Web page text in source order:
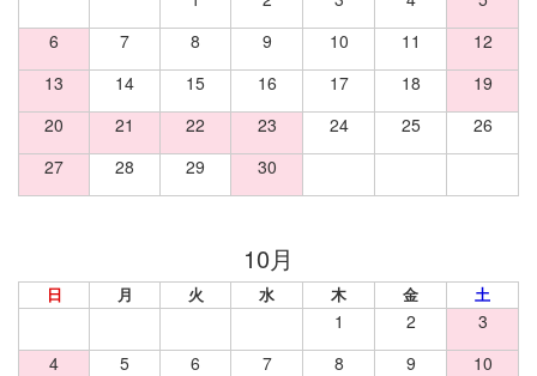
6
7 8 9 10 11
12
13
14 15 16 17 18
19
20
21 22 23 24 25
26
27
28 29 30
日 月 火 水 木 金 土
1 2
3
4
5 6 7 8 9
10